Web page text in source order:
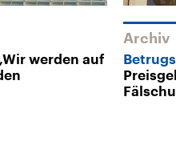
werden auf
Archiv